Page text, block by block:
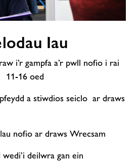
Iau
i’r gampfa a’r pwll nofio i rai
11-16 oed
a stiwdios seiclo ar draws
nofio ar draws Wrecsam
deilwra gan ein